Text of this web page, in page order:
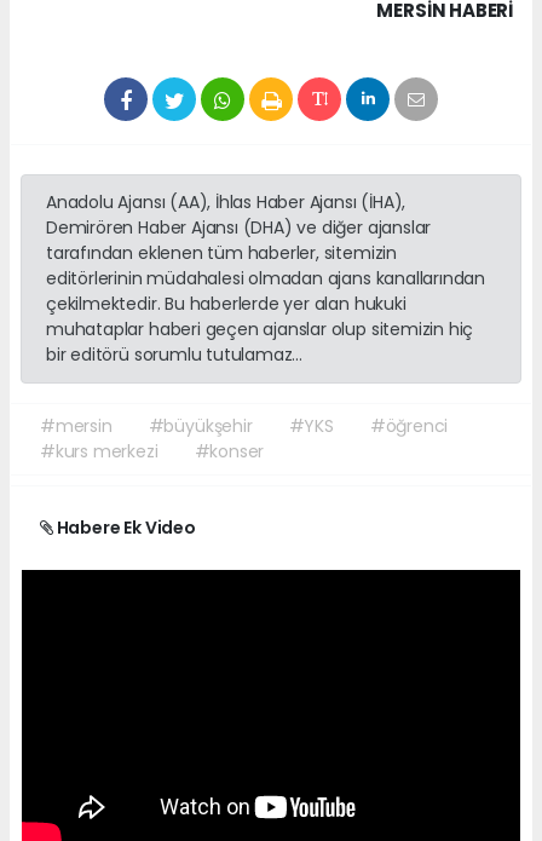
MERSIN HABERİ
Anadolu Ajansı (AA), İhlas Haber Ajansı (İHA),
Demirören Haber Ajansı (DHA) ve diğer ajanslar
tarafından eklenen tüm haberler, sitemizin
editörlerinin müdahalesi olmadan ajans kanallarından
çekilmektedir. Bu haberlerde yer alan hukuki
muhataplar haberi geçen ajanslar olup sitemizin hiç
bir editörü sorumlu tutulamaz...
#mersin #büyükşehir #YKS
#öğrenci
#kurs merkezi
#konser
Habere Ek Video